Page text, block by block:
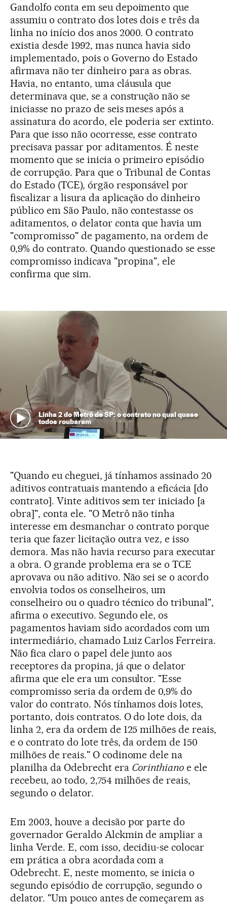
Gandolfo conta em seu depoimento que
assumiu o contrato dos lotes dois e três da
linha no início dos anos 2000. O contrato
existia desde 1992, mas nunca havia sido
implementado, pois o Governo do Estado
afirmava não ter dinheiro para as obras.
Havia, no entanto, uma cláusula que
determinava que, se a construção não se
iniciasse no prazo de seis meses após a
assinatura do acordo, ele poderia ser extinto.
Para que isso não ocorresse, esse contrato
precisava passar por aditamentos. É neste
momento que se inicia o primeiro episódio
de corrupção. Para que o Tribunal de Contas
do Estado (TCE), órgão responsável por
fiscalizar a lisura da aplicação do dinheiro
público em São Paulo, não contestasse os
aditamentos, o delator conta que havia um
"compromisso" de pagamento, na ordem de
0,9% do contrato. Quando questionado se esse
compromisso indicava "propina", ele
confirma que sim.
Linha 2 do Metrô de SP: o contrato no qual quase
todos roubaram
"Quando eu cheguei, já tínhamos assinado 20
aditivos contratuais mantendo a eficácia [do
contrato]. Vinte aditivos sem ter iniciado [a
obra]", conta ele. "O Metrô não tinha
interesse em desmanchar o contrato porque
teria que fazer licitação outra vez, e isso
demora. Mas não havia recurso para executar
a obra. O grande problema era se o TCE
aprovava ou não aditivo. Não sei se o acordo
envolvia todos os conselheiros, um
conselheiro ou o quadro técnico do tribunal",
afirma o executivo. Segundo ele, os
pagamentos haviam sido acordados com um
intermediário, chamado Luiz Carlos Ferreira.
Não fica claro o papel dele junto aos
receptores da propina, já que o delator
afirma que ele era um consultor. "Esse
compromisso seria da ordem de 0,9% do
valor do contrato. Nós tínhamos dois lotes,
portanto, dois contratos. O do lote dois, da
linha 2, era da ordem de 125 milhões de reais,
e o contrato do lote três, da ordem de 150
milhões de reais." O codinome dele na
planilha da Odebrecht era Corinthiano e ele
recebeu, ao todo, 2,754 milhões de reais,
segundo o delator.
Em 2003, houve a decisão por parte do
governador Geraldo Alckmin de ampliar a
linha Verde. E, com isso, decidiu-se colocar
em prática a obra acordada com a
Odebrecht. E, neste momento, se inicia o
segundo episódio de corrupção, segundo o
delator. "Um pouco antes de começarem as